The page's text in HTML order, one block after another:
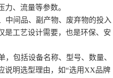
、流量等参数。
中间品、副产物、废弃物的投入
是工艺设计需要，也是环保、安
，包括设备名称、型号、数量、
说明选型理由，如“选用XX品牌